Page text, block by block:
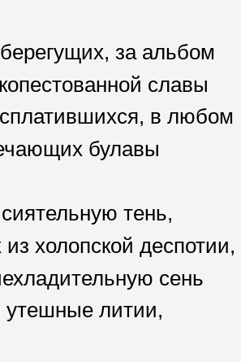
за альбом
славы
в любом
булавы
тень,
холопской деспотии,
сень
литии,